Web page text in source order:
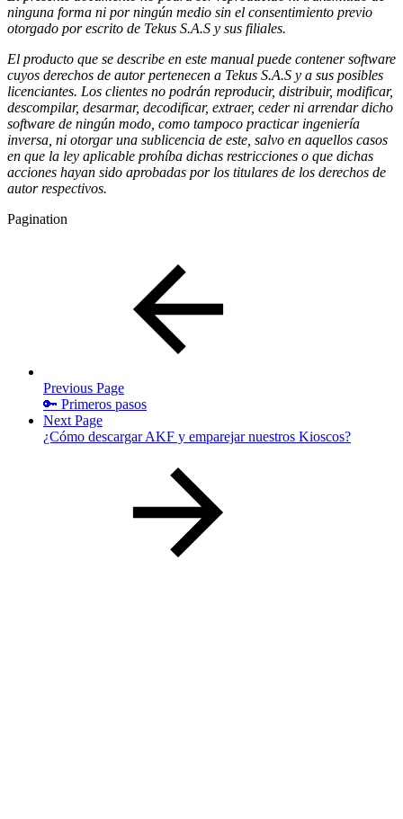
ninguna forma ni por ningún medio sin el consentimiento previo
otorgado por escrito de Tekus S.A.S y sus filiales.
El producto que se describe en este manual puede contener software
cuyos derechos de autor pertenecen a Tekus S.A.S y a sus posibles
licenciantes. Los clientes no podrán reproducir, distribuir, modificar,
descompilar, desarmar, decodificar, extraer, ceder ni arrendar dicho
software de ningún modo, como tampoco practicar ingeniería
inversa, ni otorgar una sublicencia de este, salvo en aquellos casos
en que la ley aplicable prohíba dichas restricciones o que dichas
acciones hayan sido aprobadas por los titulares de los derechos de
autor respectivos.
Pagination
Previous Page
🔑 Primeros pasos
Next Page
¿Cómo descargar AKF y emparejar nuestros Kioscos?